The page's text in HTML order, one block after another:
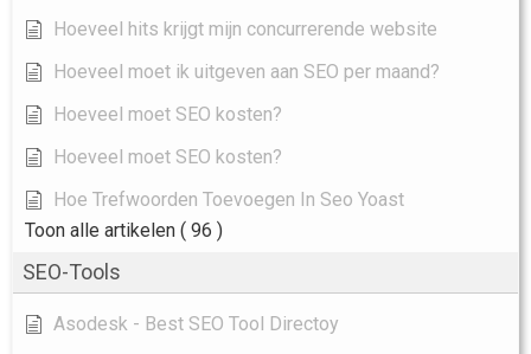
Hoeveel hits krijgt mijn concurrerende website
Hoeveel moet ik uitgeven aan SEO per maand?
Hoeveel moet SEO kosten?
Hoeveel moet SEO kosten?
Hoe Trefwoorden Toevoegen In Seo Yoast
Toon alle artikelen ( 96 )
SEO-Tools
Asodesk - Best SEO Tool Directoy